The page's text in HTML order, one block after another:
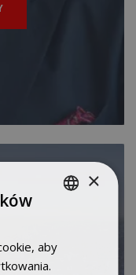
ENGLISH
×
aby